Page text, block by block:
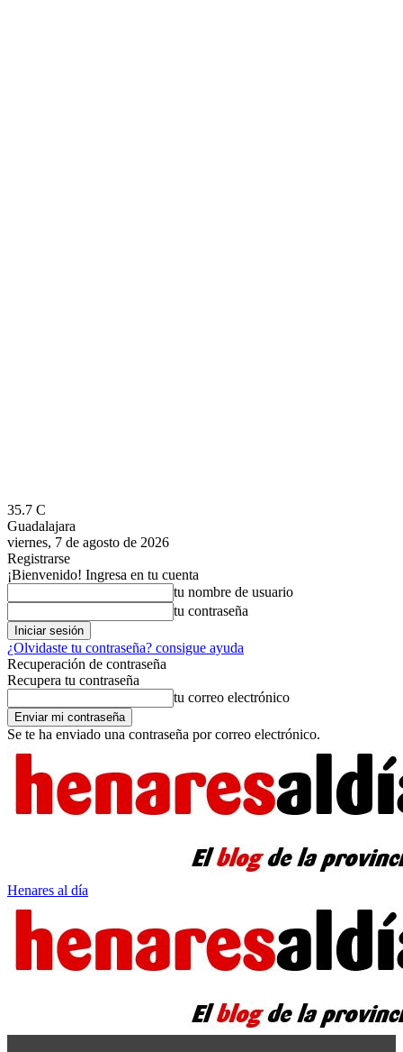
35.7 C
Guadalajara
viernes, 7 de agosto de 2026
Registrarse
¡Bienvenido! Ingresa en tu cuenta
tu nombre de usuario
tu contraseña
¿Olvidaste tu contraseña? consigue ayuda
Recuperación de contraseña
Recupera tu contraseña
tu correo electrónico
Se te ha enviado una contraseña por correo electrónico.
Henares al día